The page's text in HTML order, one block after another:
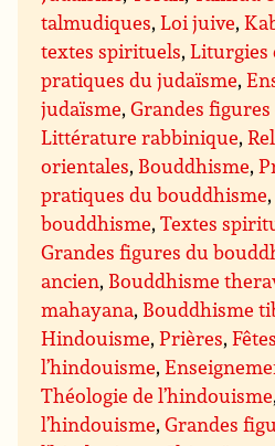
talmudiques,Loi juive,
textes spirituels,Liturgies
pratiques du judaïsme,
judaïsme,Grandes
Littérature rabbinique,
orientales, Bouddhisme,
pratiques du bouddhisme
bouddhisme,Textes
Grandes figures du
ancien, Bouddhisme
mahayana, Bouddhisme
Hindouisme,Prières,
l’hindouisme,
Théologie de l’hindouisme
l’hindouisme,Grandes